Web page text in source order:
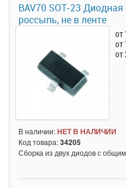
BAV70 SOT-23
россыпь, не в ленте
от
от
от
В наличии:НЕТ В НАЛИЧИИ
Код товара:34205
Сборка из двух диодов с